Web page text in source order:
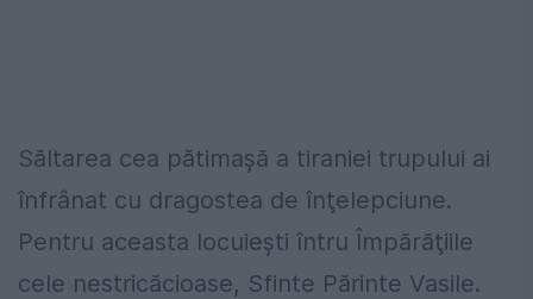
Săltarea cea pătimaşă a tiraniei trupului ai
înfrânat cu dragostea de înţelepciune.
Pentru aceasta locuieşti întru Împărăţiile
cele nestricăcioase, Sfinte Părinte Vasile.